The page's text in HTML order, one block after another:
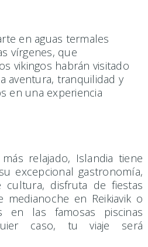
en aguas termales
vírgenes, que
vikingos habrán visitado
aventura, tranquilidad y
en una experiencia
relajado, Islandia tiene
excepcional gastronomía,
cultura, disfruta de fiestas
en Reikiavik o
en las famosas piscinas
caso, tu viaje será